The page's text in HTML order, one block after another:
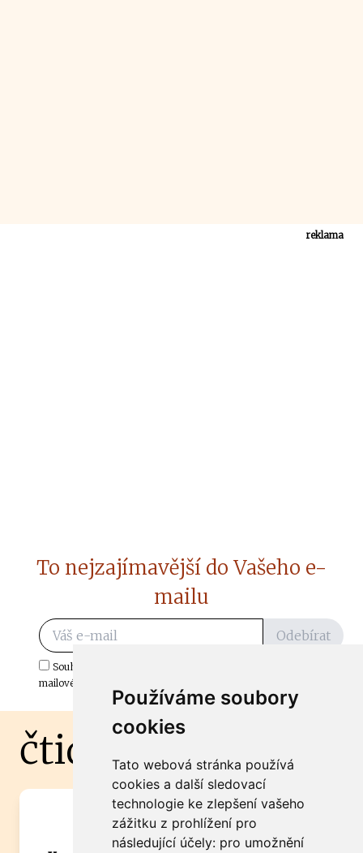
Používáme soubory
cookies
Tato webová stránka používá
cookies a další sledovací
technologie ke zlepšení vašeho
zážitku z prohlížení pro
následující účely: pro umožnění
reklama
To nejzajímavější do Vašeho e-
mailu
Odebírat
Souhlasím s odběrem důležitých zpráv ze ČtiDoma.cz do mé e-
mailové schránky.
čtidoma.cz
Máte zajímavou informaci? Chcete
spolupracovat?